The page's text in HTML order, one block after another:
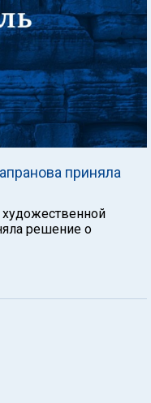
приняла
решение о